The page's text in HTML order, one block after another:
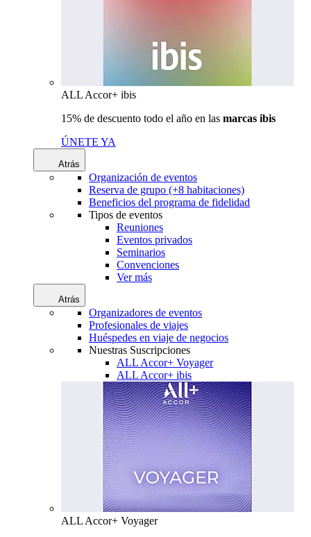
ALL Accor+ ibis
15% de descuento todo el año en las marcas ibis
ÚNETE YA
Atrás
Organización de eventos
Reserva de grupo (+8 habitaciones)
Beneficios del programa de fidelidad
Tipos de eventos
Reuniones
Eventos privados
Seminarios
Convenciones
Ver más
Atrás
Organizadores de eventos
Profesionales de viajes
Huéspedes en viaje de negocios
Nuestras Suscripciones
ALL Accor+ Voyager
ALL Accor+ ibis
ALL Accor+ Voyager